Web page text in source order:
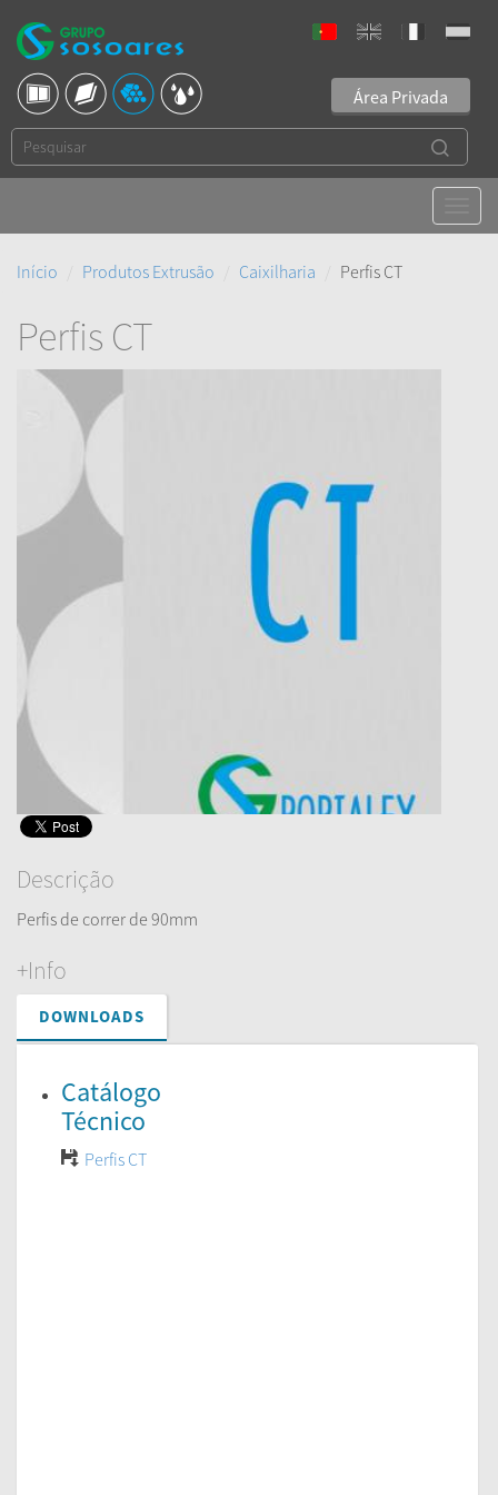
Área Privada
Início Produtos Extrusão Caixilharia Perfis CT
Perfis CT
Descrição
Perfis de correr de 90mm
+Info
DOWNLOADS
Catálogo
Técnico
Perfis CT